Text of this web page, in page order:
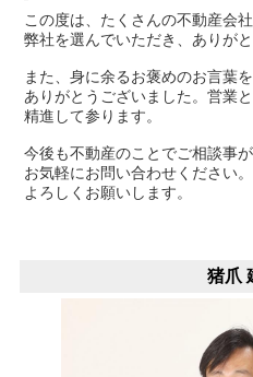
この度は、たくさんの不動産会
弊社を選んでいただき、ありがと
また、身に余るお褒めのお言葉
ありがとうございました。営業
精進して参ります。
今後も不動産のことでご相談事が
お気軽にお問い合わせください。
よろしくお願いします。
猪爪